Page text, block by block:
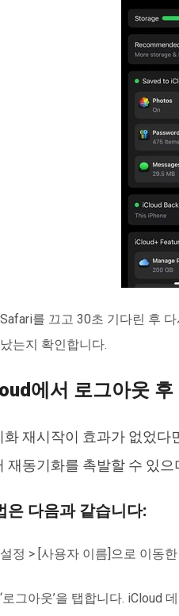
Safari를 끄고 30초 기다린 후
났는지 확인합니다.
에서 로그아웃 후
화 재시작이 효과가 없었다
재동기화를 촉발할 수 있
은 다음과 같습니다:
설정 > [사용자 이름]으로 이동
‘로그아웃’을 탭합니다. iCloud